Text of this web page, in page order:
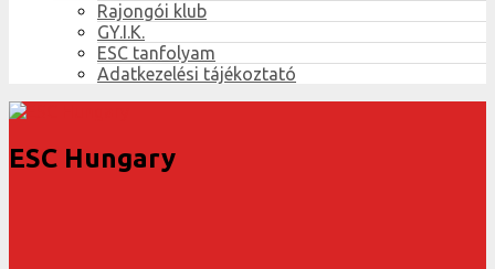
Rajongói klub
GY.I.K.
ESC tanfolyam
Adatkezelési tájékoztató
ESC Hungary